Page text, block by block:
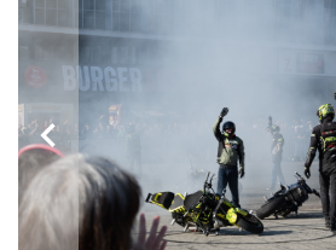
chevron_left